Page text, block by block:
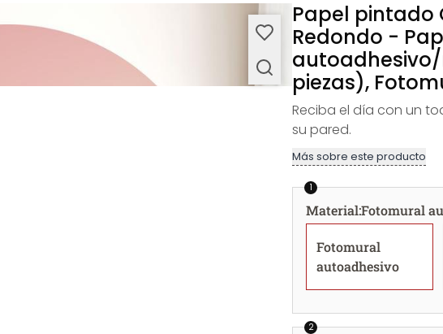
Papel pintado
Redondo -
piezas),
Reciba el día con un
su pared.
Más sobre este producto
1
Material:Fotomural
Fotomural
autoadhesivo
2